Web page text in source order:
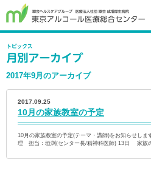
2017年9月のアーカイブ
2017.09.25
10月の家族教室の予定
10月の家族教室の予定(テーマ・講師)をお知らせ
理 担当：垣渕(センター長/精神科医師) 13日 家族